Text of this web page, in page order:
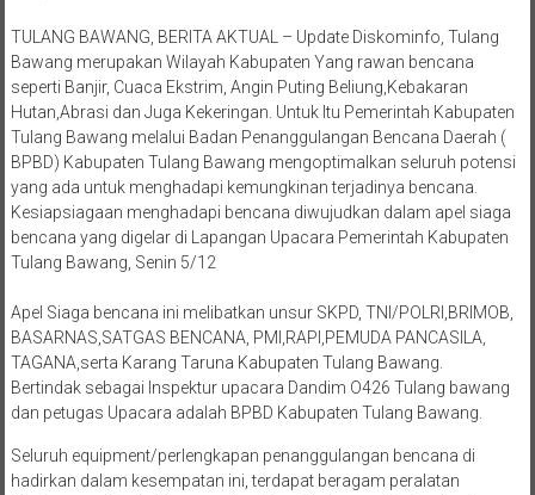
TULANG BAWANG, BERITA AKTUAL – Update Diskominfo, Tulang
Bawang merupakan Wilayah Kabupaten Yang rawan bencana
seperti Banjir, Cuaca Ekstrim, Angin Puting Beliung,Kebakaran
Hutan,Abrasi dan Juga Kekeringan. Untuk Itu Pemerintah Kabupaten
Tulang Bawang melalui Badan Penanggulangan Bencana Daerah (
BPBD) Kabupaten Tulang Bawang mengoptimalkan seluruh potensi
yang ada untuk menghadapi kemungkinan terjadinya bencana.
Kesiapsiagaan menghadapi bencana diwujudkan dalam apel siaga
bencana yang digelar di Lapangan Upacara Pemerintah Kabupaten
Tulang Bawang, Senin 5/12
Apel Siaga bencana ini melibatkan unsur SKPD, TNI/POLRI,BRIMOB,
BASARNAS,SATGAS BENCANA, PMI,RAPI,PEMUDA PANCASILA,
TAGANA,serta Karang Taruna Kabupaten Tulang Bawang.
Bertindak sebagai Inspektur upacara Dandim O426 Tulang bawang
dan petugas Upacara adalah BPBD Kabupaten Tulang Bawang.
Seluruh equipment/perlengkapan penanggulangan bencana di
hadirkan dalam kesempatan ini, terdapat beragam peralatan